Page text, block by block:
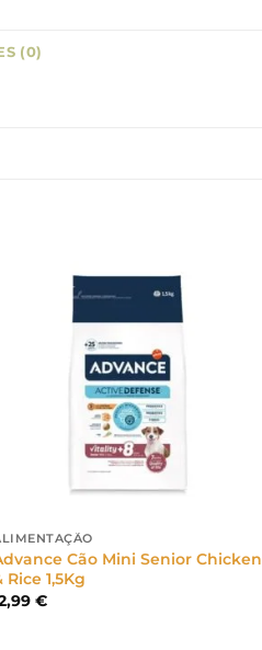
(0)
Cão Mini Senior Chicken
Rice 1,5Kg
€